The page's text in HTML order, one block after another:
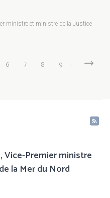
ministre et ministre de la Justice
Page
6 Page
7 Page
8 Page
9 …
Page
Next
Vice-Premier ministre
la Mer du Nord